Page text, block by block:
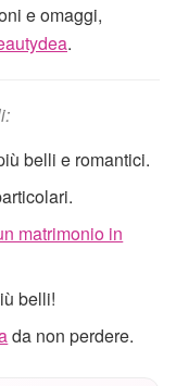
e omaggi,
.
belli e romantici.
matrimonio in
belli!
da non perdere.